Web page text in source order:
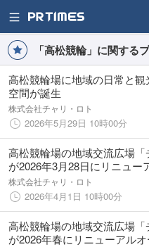
「高松競輪」に関する
高松競輪場に地域の日常と
空間が誕生
株式会社チャリ・ロト
2026年5月29日 10時00分
高松競輪場の地域交流広場「
が2026年3月28日にリニュー
株式会社チャリ・ロト
2026年4月1日 10時00分
高松競輪場の地域交流広場「
が2026年春にリニューアル